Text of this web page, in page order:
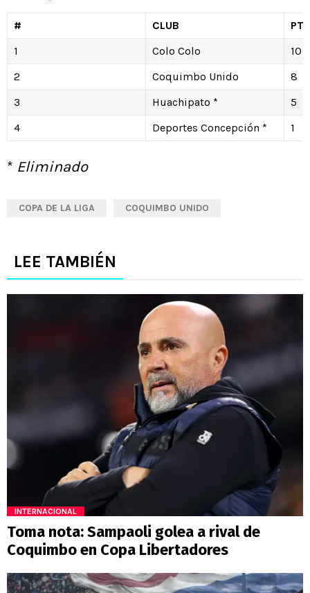
# CLUB
1
Colo Colo
10
2
Coquimbo Unido
8
3
Huachipato *
5
4
Deportes Concepción * 1
* Eliminado
COPA DE LA LIGA COQUIMBO UNIDO
LEE TAMBIÉN
INTERNACIONAL
Toma nota: Sampaoli golea a rival de
Coquimbo en Copa Libertadores